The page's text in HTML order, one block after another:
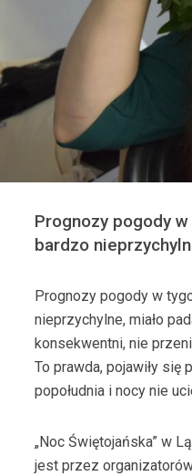
Prognozy pogody
bardzo
Prognozy pogody w
nieprzychylne, miało
konsekwentni, nie
To prawda, pojawiły
popołudnia i nocy nie
„Noc Świętojańska” w
jest przez